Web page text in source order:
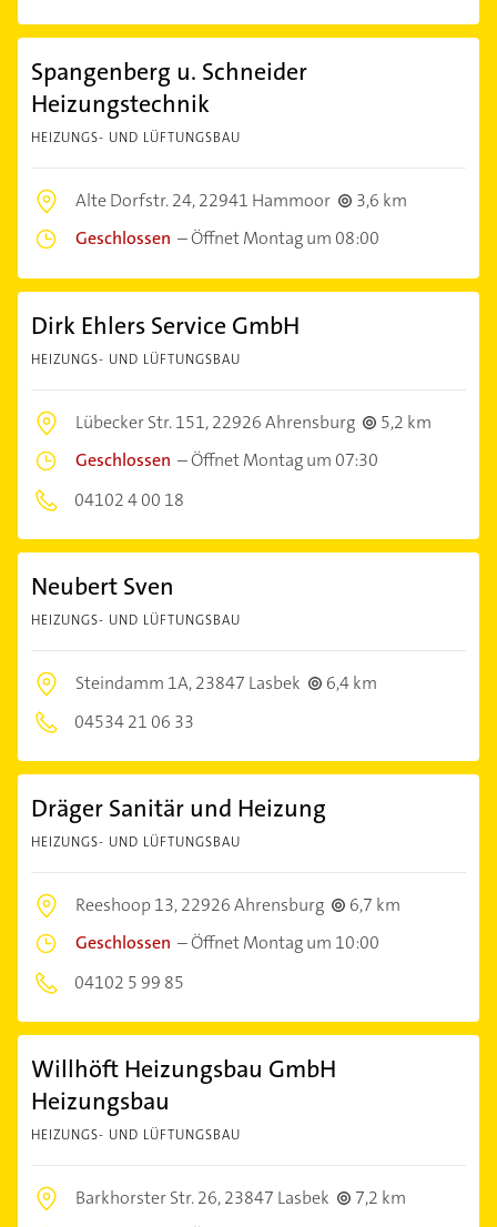
Spangenberg u. Schneider
Heizungstechnik
HEIZUNGS- UND LÜFTUNGSBAU
Alte Dorfstr. 24,22941 Hammoor
3,6 km
Geschlossen –Öffnet Montag um 08:00
Dirk Ehlers Service GmbH
HEIZUNGS- UND LÜFTUNGSBAU
Lübecker Str. 151,22926 Ahrensburg
5,2 km
Geschlossen –Öffnet Montag um 07:30
04102 4 00 18
Neubert Sven
HEIZUNGS- UND LÜFTUNGSBAU
Steindamm 1A,23847 Lasbek
6,4 km
04534 21 06 33
Dräger Sanitär und Heizung
HEIZUNGS- UND LÜFTUNGSBAU
Reeshoop 13,22926 Ahrensburg
6,7 km
Geschlossen –Öffnet Montag um 10:00
04102 5 99 85
Willhöft Heizungsbau GmbH
Heizungsbau
HEIZUNGS- UND LÜFTUNGSBAU
Barkhorster Str. 26,23847 Lasbek
7,2 km